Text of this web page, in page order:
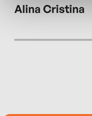
Franța. „Autoarea
experiențele
Alina Cristina